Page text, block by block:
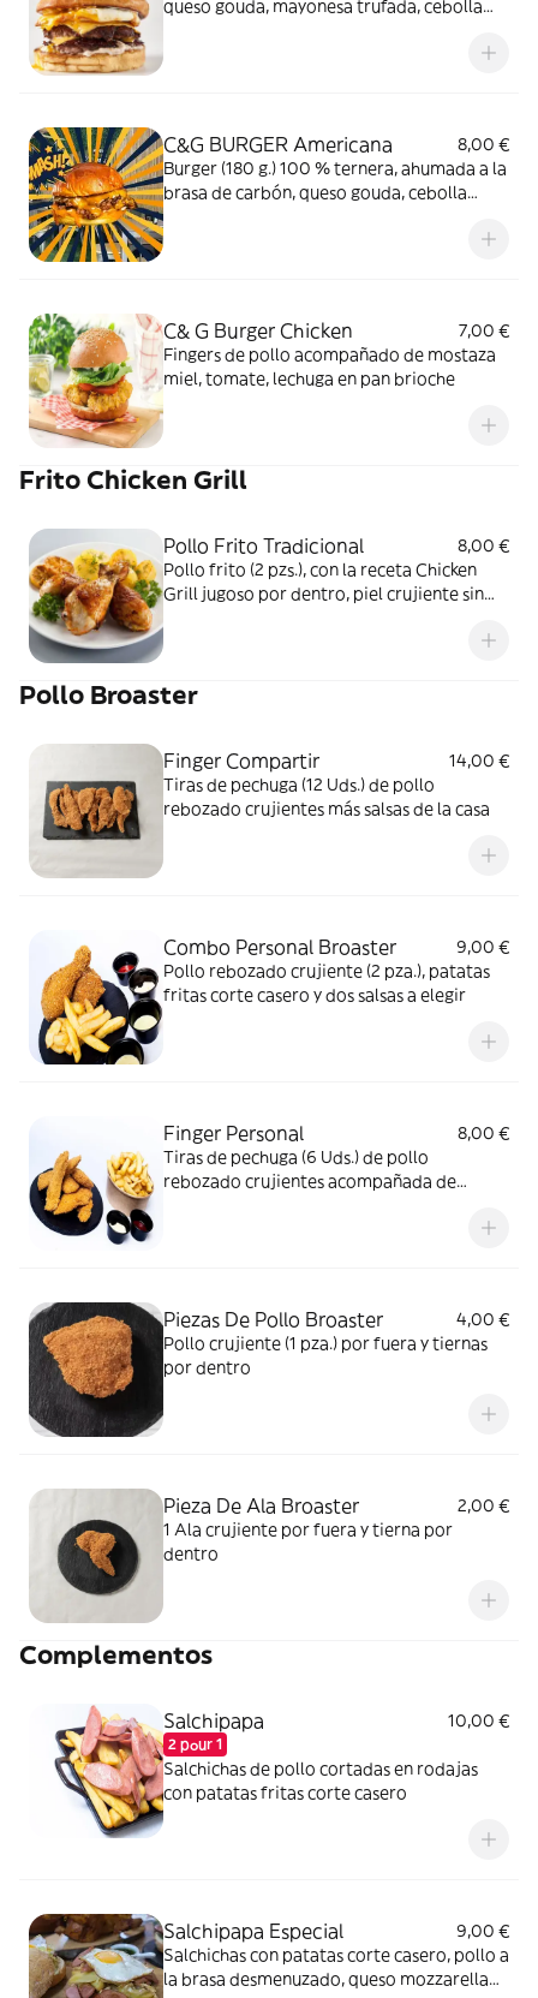
queso gouda, mayonesa trufada, cebolla
C&G BURGER Americana
8,00 €
Burger (180 g.) 100 % ternera, ahumada a la
brasa de carbón, queso gouda, cebolla
C& G Burger Chicken
7,00 €
Fingers de pollo acompañado de mostaza
miel, tomate, lechuga en pan brioche
Frito Chicken Grill
Pollo Frito Tradicional
8,00 €
Pollo frito (2 pzs.), con la receta Chicken
Grill jugoso por dentro, piel crujiente sin
Pollo Broaster
Finger Compartir
14,00 €
Tiras de pechuga (12 Uds.) de pollo
rebozado crujientes más salsas de la casa
Combo Personal Broaster
9,00 €
Pollo rebozado crujiente (2 pza.), patatas
fritas corte casero y dos salsas a elegir
Finger Personal
8,00 €
Tiras de pechuga (6 Uds.) de pollo
rebozado crujientes acompañada de
Piezas De Pollo Broaster
4,00 €
Pollo crujiente (1 pza.) por fuera y tiernas
por dentro
Pieza De Ala Broaster
2,00 €
1 Ala crujiente por fuera y tierna por
dentro
Complementos
Salchipapa
2 pour 1
10,00 €
Salchichas de pollo cortadas en rodajas
con patatas fritas corte casero
Salchipapa Especial
9,00 €
Salchichas con patatas corte casero, pollo a
la brasa desmenuzado, queso mozzarella